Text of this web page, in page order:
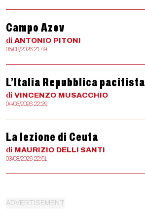
Campo Azov
di ANTONIO PITONI
05/08/2026 21:49
L’Italia Repubblica pacifista
di VINCENZO MUSACCHIO
04/08/2026 22:29
La lezione di Ceuta
di MAURIZIO DELLI SANTI
03/08/2026 22:51